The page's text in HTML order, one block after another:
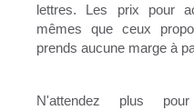
lettres. Les prix pour
mêmes que ceux
prends aucune marge à
N'attendez plus